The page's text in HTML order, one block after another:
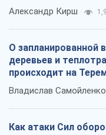
Александр Кирш
О запланированной
деревьев и
происходит на
Владислав Самойленко
Как атаки Сил